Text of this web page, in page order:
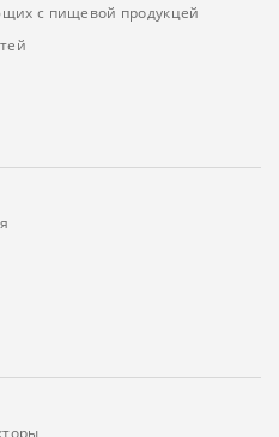
с пищевой продукцей